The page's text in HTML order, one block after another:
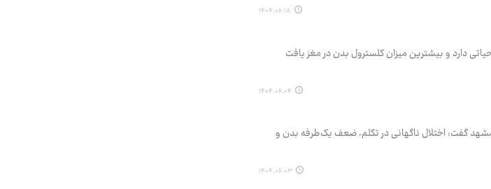
۱۴۰۴.۰۶.۱۸
دارد و بیشترین میزان کلسترول بدن در مغز یافت
۱۴۰۴.۰۶.۰۴
گفت: اختلال ناگهانی در تکلم، ضعف یک‌طرفه بدن و
۱۴۰۴.۰۶.۰۳